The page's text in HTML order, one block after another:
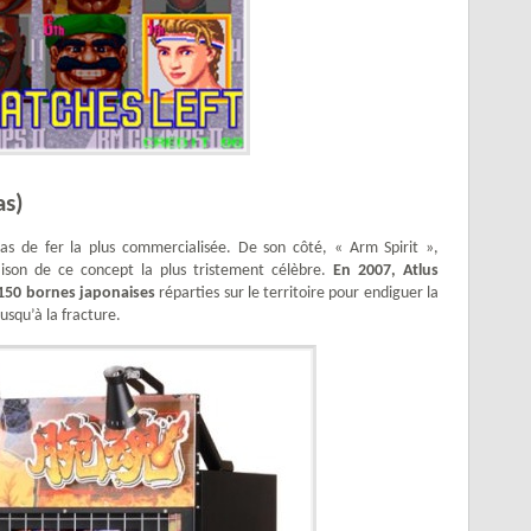
de fer la plus commercialisée. De son côté, « Arm Spirit »,
de ce concept la plus tristement célèbre. En 2007, Atlus
bornes japonaises réparties sur le territoire pour endiguer la
la fracture.